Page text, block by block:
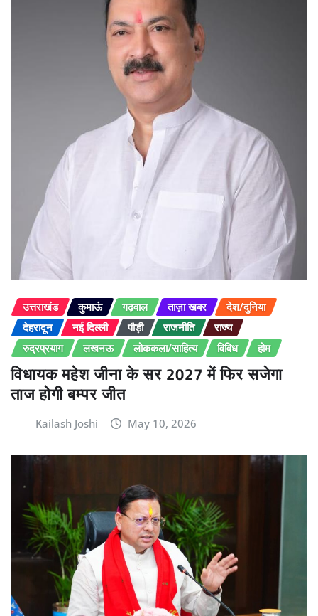
उत्तराखंड कुमाऊं गढ़वाल ताज़ा खबर
देश/दुनिया
देहरादून
नई दिल्ली पौड़ी राजनीति
राज्य
रुद्रप्रयाग
लखनऊ लोककला/साहित्य विविध होम
विधायक महेश जीना के सर 2027 में फिर सजेगा
ताज होगी बम्पर जीत
Kailash Joshi May 10, 2026